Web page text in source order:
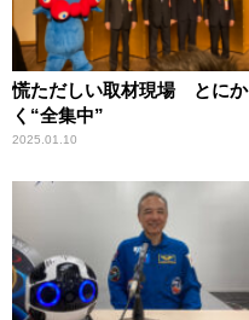
慌ただしい取材現場 とにか
く“全集中”
2025.01.10